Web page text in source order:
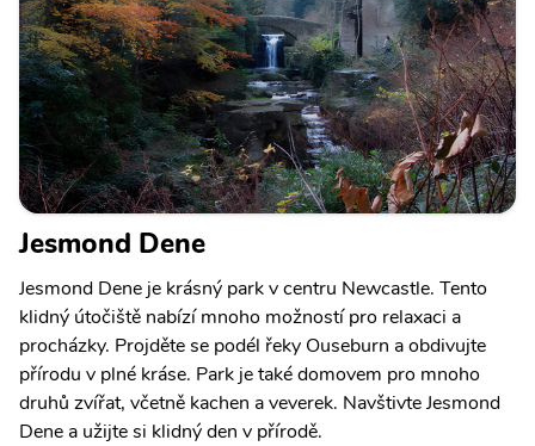
Jesmond Dene
Jesmond Dene je krásný park v centru Newcastle. Tento
klidný útočiště nabízí mnoho možností pro relaxaci a
procházky. Projděte se podél řeky Ouseburn a obdivujte
přírodu v plné kráse. Park je také domovem pro mnoho
druhů zvířat, včetně kachen a veverek. Navštivte Jesmond
Dene a užijte si klidný den v přírodě.